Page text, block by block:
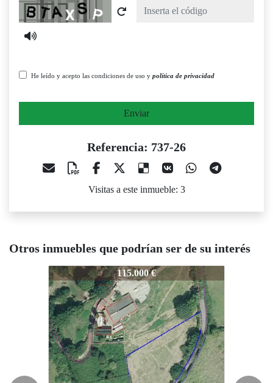
Captcha
He leído y acepto las condiciones de uso y política de privacidad
Enviar
Referencia: 737-26
Visitas a este inmueble: 3
Otros inmuebles que podrían ser de su interés
737-26
115.000 €
737-26 120.000 €